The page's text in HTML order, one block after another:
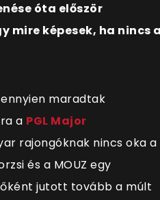
óta először
mire képesek, ha nincs
maradtak
a PGL Major
rajongóknak nincs oka a
és a MOUZ egy
jutott tovább a múlt